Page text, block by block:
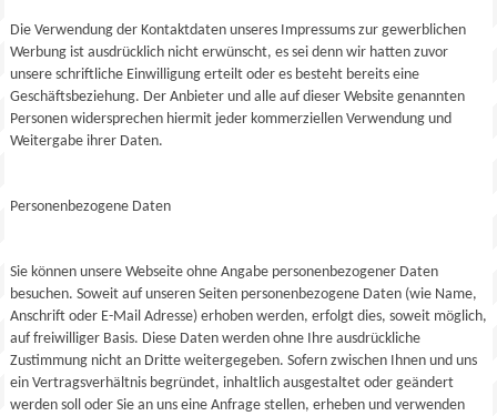
Die Verwendung der Kontaktdaten unseres Impressums zur gewerblichen
Werbung ist ausdrücklich nicht erwünscht, es sei denn wir hatten zuvor
unsere schriftliche Einwilligung erteilt oder es besteht bereits eine
Geschäftsbeziehung. Der Anbieter und alle auf dieser Website genannten
Personen widersprechen hiermit jeder kommerziellen Verwendung und
Weitergabe ihrer Daten.
Personenbezogene Daten
Sie können unsere Webseite ohne Angabe personenbezogener Daten
besuchen. Soweit auf unseren Seiten personenbezogene Daten (wie Name,
Anschrift oder E-Mail Adresse) erhoben werden, erfolgt dies, soweit möglich,
auf freiwilliger Basis. Diese Daten werden ohne Ihre ausdrückliche
Zustimmung nicht an Dritte weitergegeben. Sofern zwischen Ihnen und uns
ein Vertragsverhältnis begründet, inhaltlich ausgestaltet oder geändert
werden soll oder Sie an uns eine Anfrage stellen, erheben und verwenden